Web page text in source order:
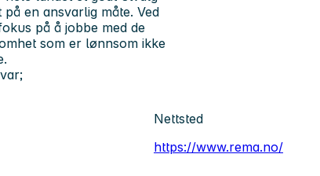
en ansvarlig måte. Ved
på å jobbe med de
som er lønnsom ikke
Nettsted
https://www.rema.no/